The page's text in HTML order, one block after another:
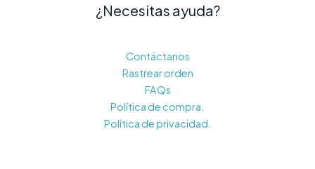
¿Necesitas ayuda?
Contáctanos
Rastrear orden
FAQs
Política de compra.
Política de privacidad.